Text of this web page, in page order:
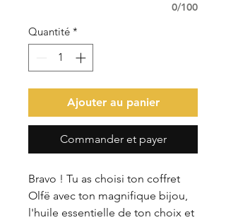
0/100
Quantité *
Ajouter au panier
Commander et payer
Bravo ! Tu as choisi ton coffret
Olfë avec ton magnifique bijou,
l'huile essentielle de ton choix et